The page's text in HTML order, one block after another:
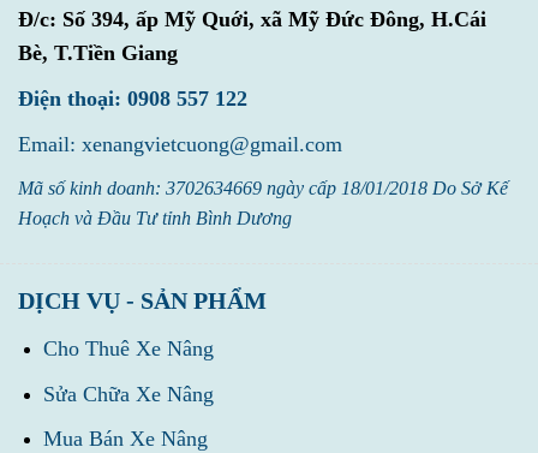
Đ/c: Số 394, ấp Mỹ Quới, xã Mỹ Đức Đông, H.Cái
Bè, T.Tiền Giang
Điện thoại: 0908 557 122
Email: xenangvietcuong@gmail.com
Mã số kinh doanh: 3702634669 ngày cấp 18/01/2018 Do Sở Kế
Hoạch và Đầu Tư tỉnh Bình Dương
DỊCH VỤ - SẢN PHẨM
Cho Thuê Xe Nâng
Sửa Chữa Xe Nâng
Mua Bán Xe Nâng